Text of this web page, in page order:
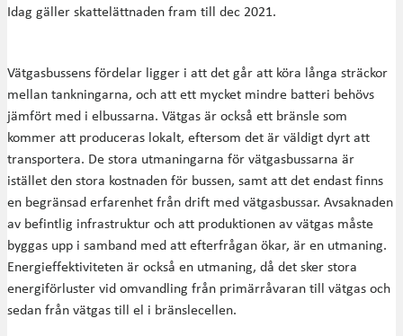
Idag gäller skattelättnaden fram till dec 2021.
Vätgasbussens fördelar ligger i att det går att köra långa sträckor
mellan tankningarna, och att ett mycket mindre batteri behövs
jämfört med i elbussarna. Vätgas är också ett bränsle som
kommer att produceras lokalt, eftersom det är väldigt dyrt att
transportera. De stora utmaningarna för vätgasbussarna är
istället den stora kostnaden för bussen, samt att det endast finns
en begränsad erfarenhet från drift med vätgasbussar. Avsaknaden
av befintlig infrastruktur och att produktionen av vätgas måste
byggas upp i samband med att efterfrågan ökar, är en utmaning.
Energieffektiviteten är också en utmaning, då det sker stora
energiförluster vid omvandling från primärråvaran till vätgas och
sedan från vätgas till el i bränslecellen.